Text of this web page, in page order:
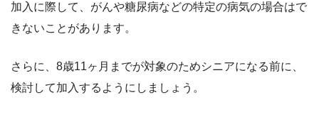
加入に際して、がんや糖尿病などの特定の病気の場合はで
きないことがあります。
さらに、8歳11ヶ月までが対象のためシニアになる前に、
検討して加入するようにしましょう。